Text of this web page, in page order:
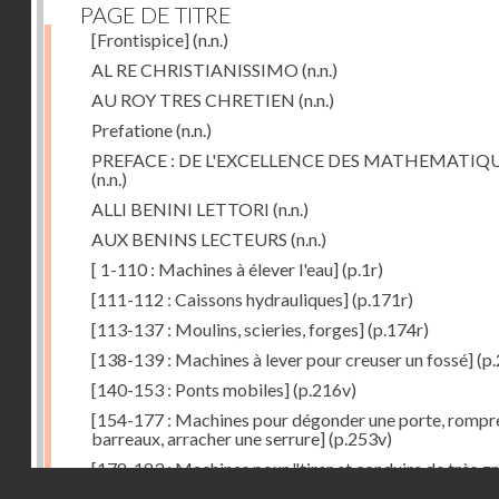
PAGE DE TITRE
[Frontispice](n.n.)
AL RE CHRISTIANISSIMO (n.n.)
AU ROY TRES CHRETIEN (n.n.)
Prefatione(n.n.)
PREFACE : DE L'EXCELLENCE DES
(n.n.)
ALLI BENINI LETTORI (n.n.)
AUX BENINS LECTEURS (n.n.)
[ 1-110 : Machines à élever l'eau](p.1r)
[111-112 : Caissons hydrauliques](p.171r)
[113-137 : Moulins, scieries, forges](p.174r)
[138-139 : Machines à lever pour creuser un fossé]
[140-153 : Ponts mobiles](p.216v)
[154-177 : Machines pour dégonder une porte,
barreaux, arracher une serrure](p.253v)
[178-183 : Machines pour "tirer et conduire de très